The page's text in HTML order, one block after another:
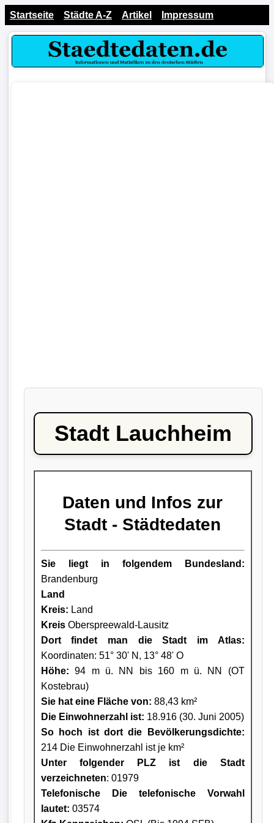
Startseite Städte A-Z Artikel Impressum
Stadt Lauchheim
Daten und Infos zur
Stadt - Städtedaten
Sie liegt in folgendem Bundesland:
Brandenburg
Land
Kreis: Land
KreisOberspreewald-Lausitz
Dort findet man die Stadt im Atlas:
Koordinaten: 51° 30' N, 13° 48' O
Höhe: 94 m ü. NN bis 160 m ü. NN (OT
Kostebrau)
Sie hat eine Fläche von: 88,43 km²
Die Einwohnerzahl ist: 18.916 (30. Juni 2005)
So hoch ist dort die Bevölkerungsdichte:
214 Die Einwohnerzahl ist je km²
Unter folgender PLZ ist die Stadt
verzeichneten: 01979
Telefonische Die telefonische Vorwahl
lautet: 03574